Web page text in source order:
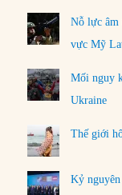
Nỗ lực âm
vực Mỹ
Mối nguy
Ukraine
Thế giới
Kỷ